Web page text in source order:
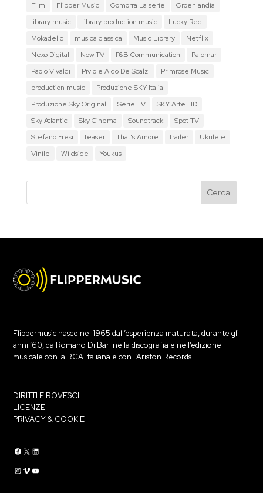
Film
Flipper Music Gomorra La serie
Groenlandia
library music
library production music
Lucky Red
Mokadelic
musica classica Music Library
Netflix
Nexo Digital
Now TV P&B Communication
Palomar
Paolo Vivaldi
Pivio e Aldo De Scalzi
Primrose Music
production music
Produzione SKY Italia
Produzione Sky Original
Serie TV
SKY Arte HD
Sky Atlantic
Sky Cinema Soundtrack
Spot TV
Stefano Fresi
teaser That's Amore trailer
Ukulele
Vinile
Wildside Youkus
Flippermusic nasce nel 1965 dall’esperienza maturata, durante gli
anni ‘60, da Romano Di Bari nella discografia e nell’edizione
musicale con la RCA Italiana e con l’Ariston Records.
DIRITTI E ROVESCI
LICENZE
PRIVACY & COOKIE
Flippermusic Facebook Flippermusic Twitter
Flippermusic Linkedin
Flippermusic Instagram Flippermusic Vimeo flippermusic YouTube